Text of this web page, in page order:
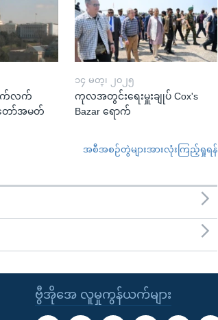
က်လက်
ာ်အမတ်
၁၄ မတ္၊ ၂၀၂၅
ကုလအတွင်းရေးမှူးချုပ် Cox's
Bazar ရောက်
အစီအစဉ်တွဲများအားလုံးကြည့်ရှုရန်
ဗွီအိုအေ လူမှုကွန်ယက်များ